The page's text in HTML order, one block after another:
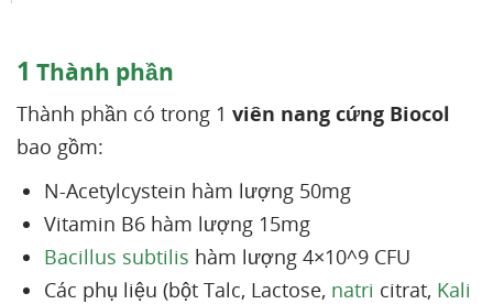
1 Thành phần
Thành phần có trong 1 viên nang cứng Biocol
bao gồm:
N-Acetylcystein hàm lượng 50mg
Vitamin B6 hàm lượng 15mg
Bacillus subtilis hàm lượng 4×10^9 CFU
Các phụ liệu (bột Talc, Lactose, natri citrat, Kali